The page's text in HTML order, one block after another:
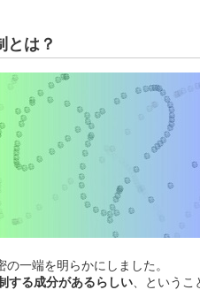
とは？
一端を明らかにしました。
する成分があるらしい 、というこ